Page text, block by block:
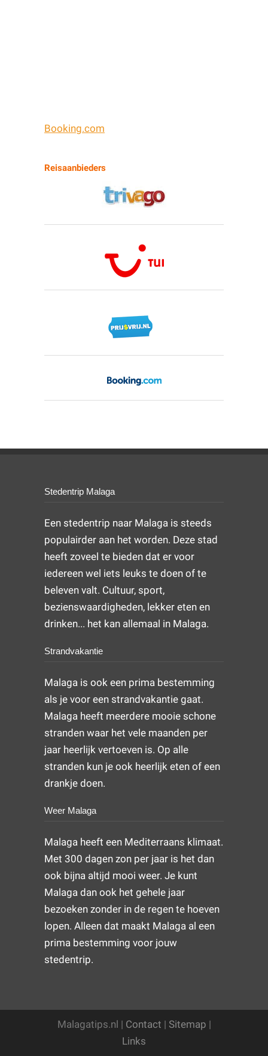
Booking.com
Reisaanbieders
Stedentrip Malaga
Een stedentrip naar Malaga is steeds
populairder aan het worden. Deze stad
heeft zoveel te bieden dat er voor
iedereen wel iets leuks te doen of te
beleven valt. Cultuur, sport,
bezienswaardigheden, lekker eten en
drinken... het kan allemaal in Malaga.
Strandvakantie
Malaga is ook een prima bestemming
als je voor een strandvakantie gaat.
Malaga heeft meerdere mooie schone
stranden waar het vele maanden per
jaar heerlijk vertoeven is. Op alle
stranden kun je ook heerlijk eten of een
drankje doen.
Weer Malaga
Malaga heeft een Mediterraans klimaat.
Met 300 dagen zon per jaar is het dan
ook bijna altijd mooi weer. Je kunt
Malaga dan ook het gehele jaar
bezoeken zonder in de regen te hoeven
lopen. Alleen dat maakt Malaga al een
prima bestemming voor jouw
stedentrip.
Malagatips.nl | Contact | Sitemap |
Links